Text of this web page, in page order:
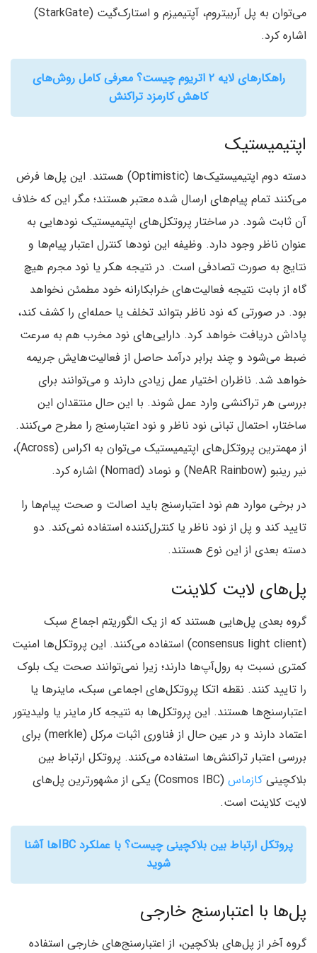
می‌توان به پل آربیتروم، آپتیمیزم و استارک‌گیت (StarkGate)
اشاره کرد.
راهکارهای لایه ۲ اتریوم چیست؟ معرفی کامل روش‌های
کاهش کارمزد تراکنش
اپتیمیستیک
دسته دوم اپتیمیستیک‌ها (Optimistic) هستند. این پل‌ها فرض
می‌کنند تمام پیام‌های ارسال شده معتبر هستند؛ مگر این که خلاف
آن ثابت شود. در ساختار پروتکل‌های اپتیمیستیک نودهایی به
عنوان ناظر وجود دارد. وظیفه این نودها کنترل اعتبار پیام‌ها و
نتایج به صورت تصادفی است. در نتیجه هکر یا نود مجرم هیچ
گاه از بابت نتیجه فعالیت‌های خرابکارانه خود مطمئن نخواهد
بود. در صورتی که نود ناظر بتواند تخلف یا حمله‌ای را کشف کند،
پاداش دریافت خواهد کرد. دارایی‌های نود مخرب هم به سرعت
ضبط می‌شود و چند برابر درآمد حاصل از فعالیت‌هایش جریمه
خواهد شد. ناظران اختیار عمل زیادی دارند و می‌توانند برای
بررسی هر تراکنشی وارد عمل شوند. با این حال منتقدان این
ساختار، احتمال تبانی نود ناظر و نود اعتبارسنج را مطرح می‌کنند.
از مهمترین پروتکل‌های اپتیمیستیک می‌توان به اکراس (Across)،
نیر رینبو (NeAR Rainbow) و نوماد (Nomad) اشاره کرد.
در برخی موارد هم نود اعتبارسنج باید اصالت و صحت پیام‌ها را
تایید کند و پل از نود ناظر یا کنترل‌کننده استفاده نمی‌کند. دو
دسته بعدی از این نوع هستند.
پل‌های لایت کلاینت
گروه بعدی پل‌هایی هستند که از یک الگوریتم اجماع سبک
(consensus light client) استفاده می‌کنند. این پروتکل‌ها امنیت
کمتری نسبت به رول‌آپ‌ها دارند؛ زیرا نمی‌توانند صحت یک بلوک
را تایید کنند. نقطه اتکا پروتکل‌های اجماعی سبک، ماینرها یا
اعتبارسنج‌ها هستند. این پروتکل‌ها به نتیجه کار ماینر یا ولیدیتور
اعتماد دارند و در عین حال از فناوری اثبات مرکل (merkle) برای
بررسی اعتبار تراکنش‌ها استفاده می‌کنند. پروتکل ارتباط بین
بلاکچینی کازماس
(Cosmos IBC) یکی از مشهورترین پل‌های
لایت کلاینت است.
پروتکل ارتباط بین بلاکچینی چیست؟ با عملکرد IBCها آشنا
شوید
پل‌ها با اعتبارسنج خارجی
گروه آخر از پل‌های بلاکچین، از اعتبارسنج‌های خارجی استفاده